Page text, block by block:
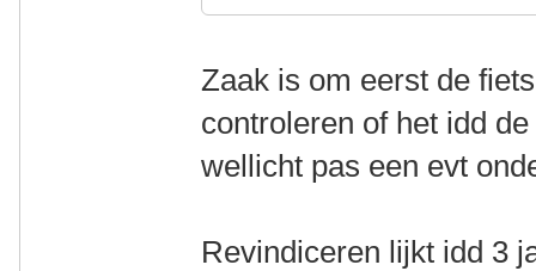
Zaak is om eerst de
controleren of het idd
wellicht pas een evt
Revindiceren lijkt idd 3